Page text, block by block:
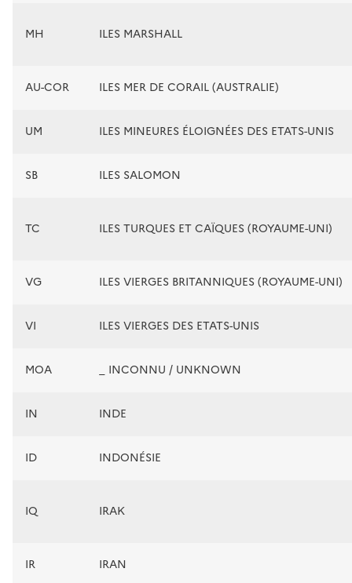
MH ILES MARSHALL
AU-COR ILES MER DE CORAIL (AUSTRALIE)
UM ILES MINEURES ÉLOIGNÉES DES ETATS-UNIS
SB ILES SALOMON
TC ILES TURQUES ET CAÏQUES (ROYAUME-UNI)
VG ILES VIERGES BRITANNIQUES (ROYAUME-UNI)
VI ILES VIERGES DES ETATS-UNIS
MOA _ INCONNU / UNKNOWN
IN INDE
ID INDONÉSIE
IQ IRAK
IR IRAN